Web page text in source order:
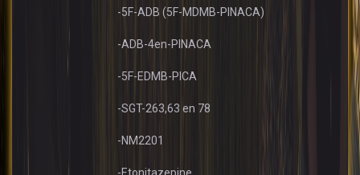
-5F-ADB (5F-MDMB-PINACA)
-ADB-4en-PINACA
-5F-EDMB-PICA
-SGT-263,63 en 78
-NM2201